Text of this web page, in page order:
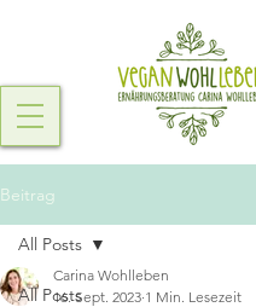
Beitrag
All Posts
All Posts
Carina Wohlleben
16. Sept. 2023 1 Min. Lesezeit